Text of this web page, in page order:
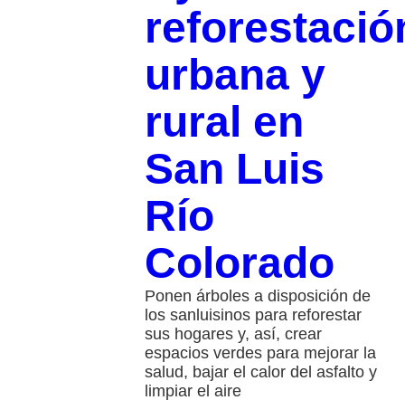
urbana y
rural en
San Luis
Río
Colorado
Ponen árboles a disposición de
los sanluisinos para reforestar
sus hogares y, así, crear
espacios verdes para mejorar la
salud, bajar el calor del asfalto y
limpiar el aire